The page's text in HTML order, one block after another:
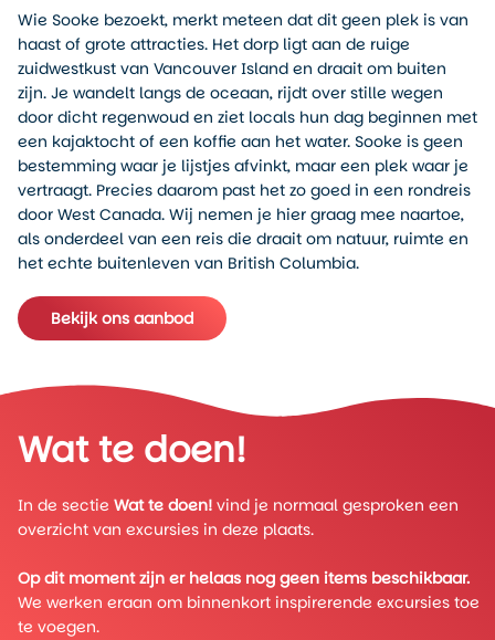
Wie Sooke bezoekt, merkt meteen dat dit geen plek is van
haast of grote attracties. Het dorp ligt aan de ruige
zuidwestkust van Vancouver Island en draait om buiten
zijn. Je wandelt langs de oceaan, rijdt over stille wegen
door dicht regenwoud en ziet locals hun dag beginnen met
een kajaktocht of een koffie aan het water. Sooke is geen
bestemming waar je lijstjes afvinkt, maar een plek waar je
vertraagt. Precies daarom past het zo goed in een rondreis
door West Canada. Wij nemen je hier graag mee naartoe,
als onderdeel van een reis die draait om natuur, ruimte en
het echte buitenleven van British Columbia.
Bekijk ons aanbod
Wat te doen!
In de sectie Wat te doen! vind je normaal gesproken een
overzicht van excursies in deze plaats.
Op dit moment zijn er helaas nog geen items beschikbaar.
We werken eraan om binnenkort inspirerende excursies toe
te voegen.